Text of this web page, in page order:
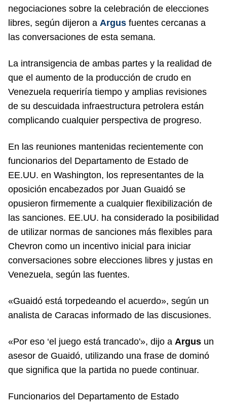
negociaciones sobre la celebración de elecciones
libres, según dijeron a Argus fuentes cercanas a
las conversaciones de esta semana.
La intransigencia de ambas partes y la realidad de
que el aumento de la producción de crudo en
Venezuela requeriría tiempo y amplias revisiones
de su descuidada infraestructura petrolera están
complicando cualquier perspectiva de progreso.
En las reuniones mantenidas recientemente con
funcionarios del Departamento de Estado de
EE.UU. en Washington, los representantes de la
oposición encabezados por Juan Guaidó se
opusieron firmemente a cualquier flexibilización de
las sanciones. EE.UU. ha considerado la posibilidad
de utilizar normas de sanciones más flexibles para
Chevron como un incentivo inicial para iniciar
conversaciones sobre elecciones libres y justas en
Venezuela, según las fuentes.
«Guaidó está torpedeando el acuerdo», según un
analista de Caracas informado de las discusiones.
«Por eso ‘el juego está trancado'», dijo a Argus un
asesor de Guaidó, utilizando una frase de dominó
que significa que la partida no puede continuar.
Funcionarios del Departamento de Estado